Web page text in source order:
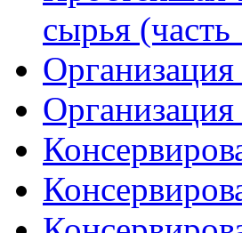
сырья (часть
Организация
Организация